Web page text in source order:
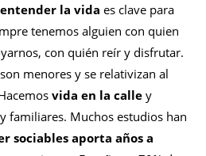
la vida es clave para
tenemos alguien con quien
con quién reír y disfrutar.
menores y se relativizan al
vida en la calle y
familiares. Muchos estudios han
sociables aporta años a